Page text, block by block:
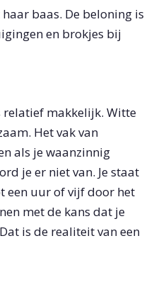
baas. De beloning is
en brokjes bij
relatief makkelijk. Witte
Het vak van
als je waanzinnig
je er niet van. Je staat
een uur of vijf door het
met de kans dat je
is de realiteit van een